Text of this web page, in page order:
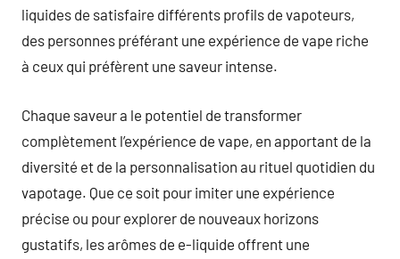
liquides de satisfaire différents profils de vapoteurs,
des personnes préférant une expérience de vape riche
à ceux qui préfèrent une saveur intense.
Chaque saveur a le potentiel de transformer
complètement l’expérience de vape, en apportant de la
diversité et de la personnalisation au rituel quotidien du
vapotage. Que ce soit pour imiter une expérience
précise ou pour explorer de nouveaux horizons
gustatifs, les arômes de e-liquide offrent une